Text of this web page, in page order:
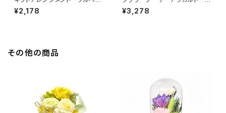
ピンク HB35020
¥2,178
ンク B38720
¥3,278
その他の商品